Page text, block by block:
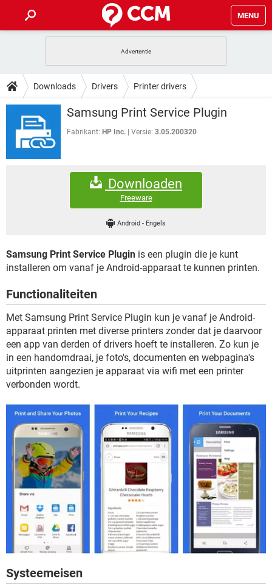
MENU
INSTAGRAM WINDOWS 10
CORONAVIRUS
GRATIS SNAPCHAT
HOW-TO
VIDEOBELLEN
INSTAGRAM
NETFLIX
VIDEOBELLEN GAMES
CORONAVIRUS
SNAPCHAT
FORUM
WINDOWS 10
CORONAVIRUS
SNAPCHAT
GAMES
GRATIS SNAPCHAT
Downloads Drivers Printer drivers
Samsung Print Service Plugin
Fabrikant: HP Inc. Versie: 3.05.200320
Downloaden
Freeware
Android - Engels
Samsung Print Service Plugin is een plugin die je kunt
installeren om vanaf je Android-apparaat te kunnen printen.
Functionaliteiten
Met Samsung Print Service Plugin kun je vanaf je Android-
apparaat printen met diverse printers zonder dat je daarvoor
een app van derden of drivers hoeft te installeren. Zo kun je
in een handomdraai, je foto's, documenten en webpagina's
uitprinten aangezien je apparaat via wifi met een printer
verbonden wordt.
Systeemeisen